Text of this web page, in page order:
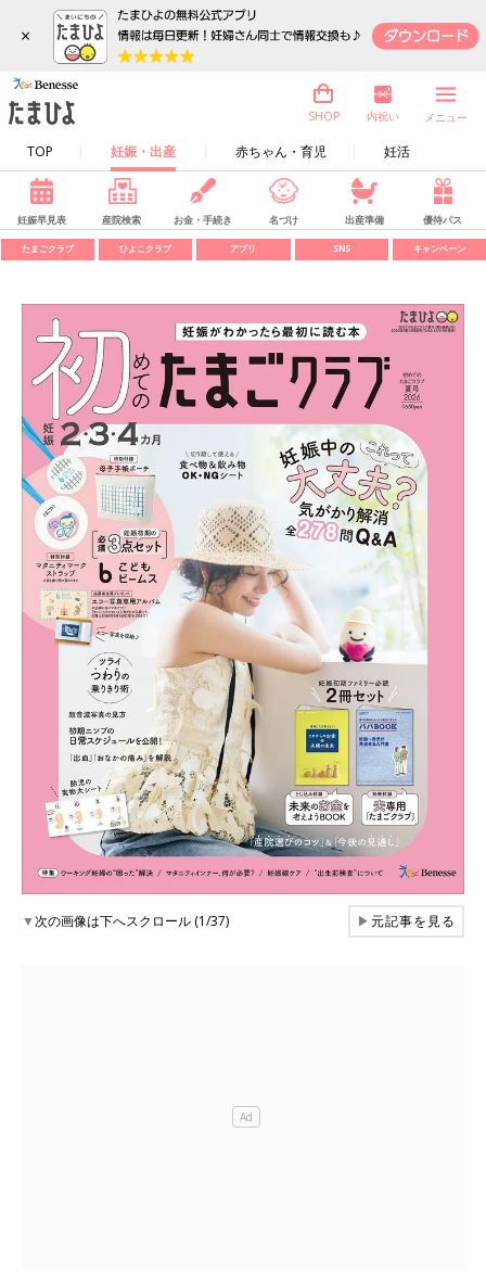
×
TOP 妊娠・出産 赤ちゃん・育児 妊活
SHOP 内祝い メニュー
妊娠早見表 産院検索 お金・手続き 名づけ 出産準備 優待パス
たまごクラブ ひよこクラブ アプリ SNS キャンペーン
▼次の画像は下へスクロール (1/37) ▶元記事を見る